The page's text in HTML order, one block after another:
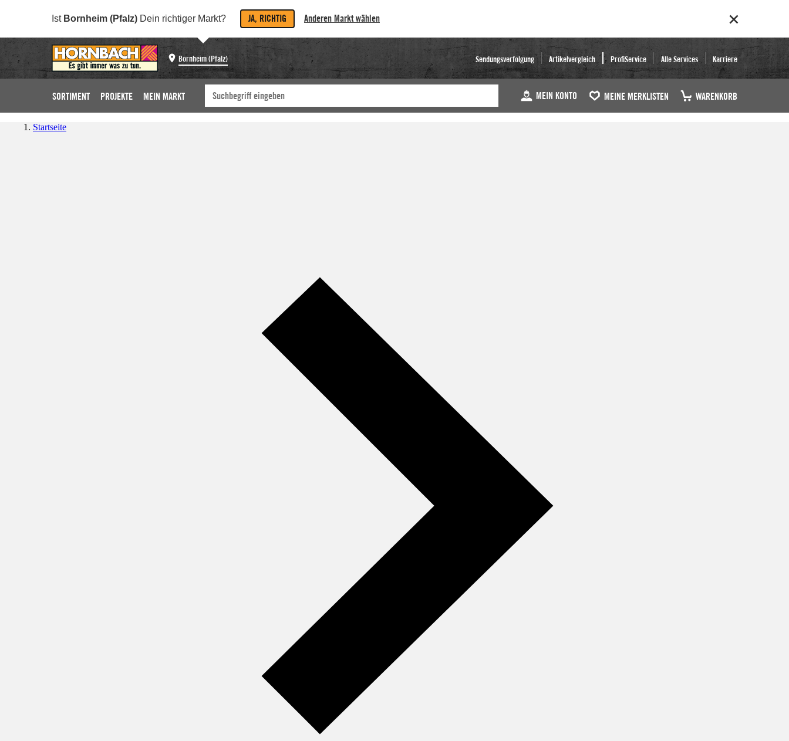
Ist Bornheim (Pfalz) Dein richtiger Markt? JA, RICHTIG Anderen Markt wählen
Bornheim (Pfalz) Sendungsverfolgung Artikelvergleich ProfiService Alle Services Karriere
SORTIMENT PROJEKTE MEIN MARKT MEIN KONTO MEINE MERKLISTEN WARENKORB
Startseite